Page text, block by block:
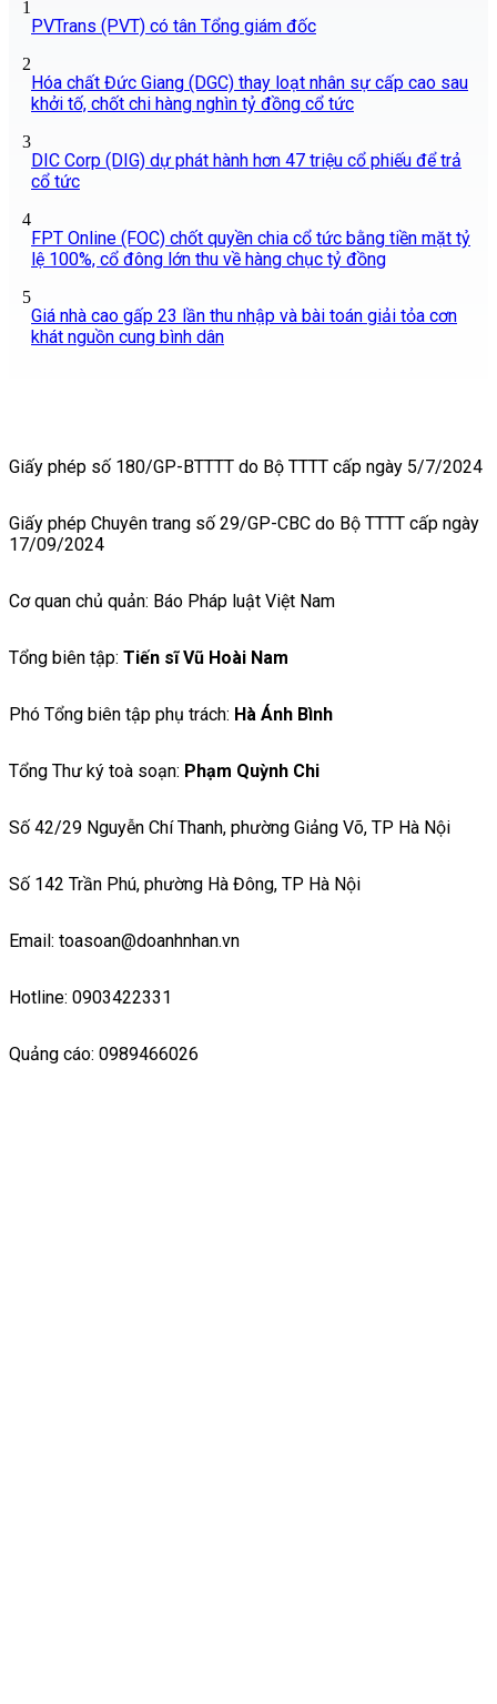
1
PVTrans (PVT) có tân Tổng giám đốc
2
Hóa chất Đức Giang (DGC) thay loạt nhân sự cấp cao sau
khởi tố, chốt chi hàng nghìn tỷ đồng cổ tức
3
DIC Corp (DIG) dự phát hành hơn 47 triệu cổ phiếu để trả
cổ tức
4
FPT Online (FOC) chốt quyền chia cổ tức bằng tiền mặt tỷ
lệ 100%, cổ đông lớn thu về hàng chục tỷ đồng
5
Giá nhà cao gấp 23 lần thu nhập và bài toán giải tỏa cơn
khát nguồn cung bình dân
Giấy phép số 180/GP-BTTTT do Bộ TTTT cấp ngày 5/7/2024
Giấy phép Chuyên trang số 29/GP-CBC do Bộ TTTT cấp ngày
17/09/2024
Cơ quan chủ quản: Báo Pháp luật Việt Nam
Tổng biên tập: Tiến sĩ Vũ Hoài Nam
Phó Tổng biên tập phụ trách: Hà Ánh Bình
Tổng Thư ký toà soạn: Phạm Quỳnh Chi
Số 42/29 Nguyễn Chí Thanh, phường Giảng Võ, TP Hà Nội
Số 142 Trần Phú, phường Hà Đông, TP Hà Nội
Email: toasoan@doanhnhan.vn
Hotline: 0903422331
Quảng cáo: 0989466026